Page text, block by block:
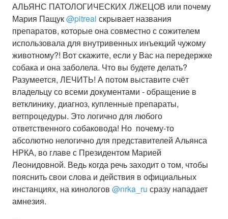
НРКА / ПИТ РЕАЛ
ПИТ ПРАЙТ
ЗООЗАЩИТА
НА ЗЛОБУ ДНЯ
Против бридизма
Энциклопедия
АЛЬЯНС ПАТОЛОГИЧЕСКИХ ЛЖЕЦОВ или почему
Мария Пащук@pitreal скрывает названия
препаратов, которые она совместно с сожителем
использовала для внутривенных инъекций чужому
животному?! Вот скажите, если у Вас на передержке
собака и она заболела. Что вы будете делать?
Разумеется, ЛЕЧИТЬ! А потом выставите счёт
владельцу со всеми документами - обращение в
ветклинику, диагноз, купленные препараты,
ветпроцедуры. Это логично для любого
ответственного собаковода! Но почему-то
абсолютно нелогично для представителей Альянса
НРКА, во главе с Президентом Марией
Леонидовной. Ведь когда речь заходит о том, чтобы
пояснить свои слова и действия в официальных
инстанциях, на кинологов @nrka_ru сразу нападает
амнезия.